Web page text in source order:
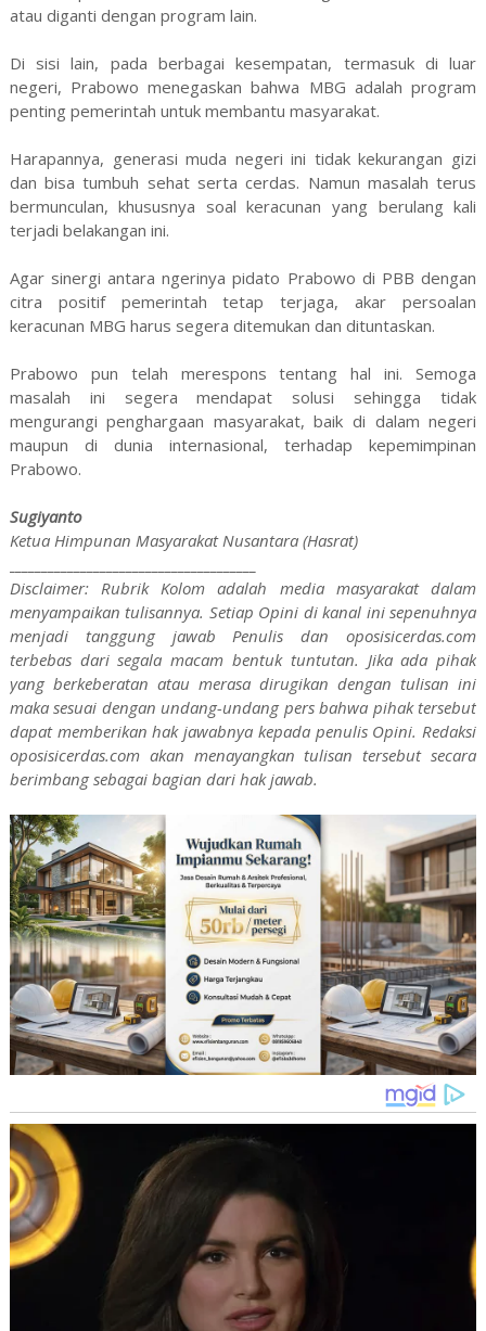
atau diganti dengan program lain.
Di sisi lain, pada berbagai kesempatan, termasuk di luar
negeri, Prabowo menegaskan bahwa MBG adalah program
penting pemerintah untuk membantu masyarakat.
Harapannya, generasi muda negeri ini tidak kekurangan gizi
dan bisa tumbuh sehat serta cerdas. Namun masalah terus
bermunculan, khususnya soal keracunan yang berulang kali
terjadi belakangan ini.
Agar sinergi antara ngerinya pidato Prabowo di PBB dengan
citra positif pemerintah tetap terjaga, akar persoalan
keracunan MBG harus segera ditemukan dan dituntaskan.
Prabowo pun telah merespons tentang hal ini. Semoga
masalah ini segera mendapat solusi sehingga tidak
mengurangi penghargaan masyarakat, baik di dalam negeri
maupun di dunia internasional, terhadap kepemimpinan
Prabowo.
Sugiyanto
Ketua Himpunan Masyarakat Nusantara (Hasrat)
Disclaimer: Rubrik Kolom adalah media masyarakat dalam
menyampaikan tulisannya. Setiap Opini di kanal ini sepenuhnya
menjadi tanggung jawab Penulis dan oposisicerdas.com
terbebas dari segala macam bentuk tuntutan. Jika ada pihak
yang berkeberatan atau merasa dirugikan dengan tulisan ini
maka sesuai dengan undang-undang pers bahwa pihak tersebut
dapat memberikan hak jawabnya kepada penulis Opini. Redaksi
oposisicerdas.com akan menayangkan tulisan tersebut secara
berimbang sebagai bagian dari hak jawab.